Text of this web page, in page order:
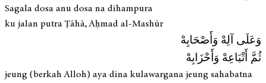
Sagala dosa anu dosa na dihampura
ku jalan putra Ṭāhā, Aḥmad al-Mashūr
وَعَلَى آلِهْ وَأَصْحَابِهْ
ثُمَّ أَتْبَاعِهْ وَأَحْزَابِهْ
jeung (berkah Alloh) aya dina kulawargana jeung sahabatna